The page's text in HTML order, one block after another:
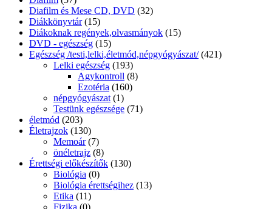
Diafilm és Mese CD, DVD (32)
Diákkönyvtár (15)
Diákoknak regények,olvasmányok (15)
DVD - egészség (15)
Egészség /testi,lelki,életmód,népgyógyászat/ (421)
Lelki egészség (193)
Agykontroll (8)
Ezotéria (160)
népgyógyászat (1)
Testünk egészsége (71)
életmód (203)
Életrajzok (130)
Memoár (7)
önéletrajz (8)
Érettségi előkészítők (130)
Biológia (0)
Biológia érettségihez (13)
Etika (11)
Fizika (0)